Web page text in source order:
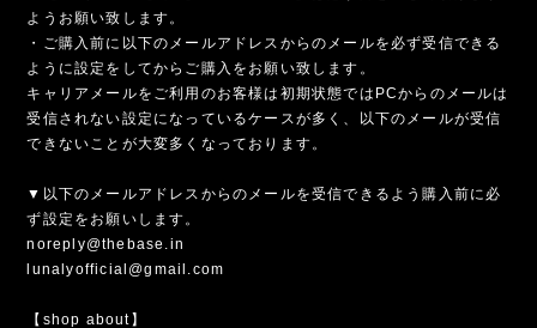
ようお願い致します。
・ご購入前に以下のメールアドレスからのメールを必ず受信できる
ように設定をしてからご購入をお願い致します。
キャリアメールをご利用のお客様は初期状態ではPCからのメールは
受信されない設定になっているケースが多く、以下のメールが受信
できないことが大変多くなっております。
▼以下のメールアドレスからのメールを受信できるよう購入前に必
ず設定をお願いします。
noreply@thebase.in
lunalyofficial@gmail.com
【shop about】